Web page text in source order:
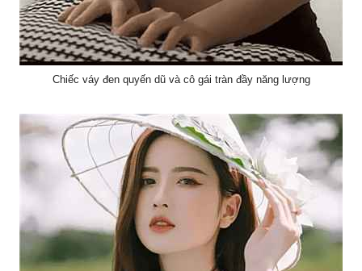
Chiếc váy đen quyến dũ và cô gái tràn đầy năng lượng